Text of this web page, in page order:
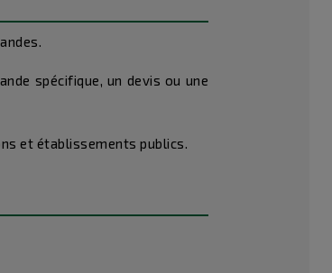
spécifique, un devis ou une
et établissements publics.